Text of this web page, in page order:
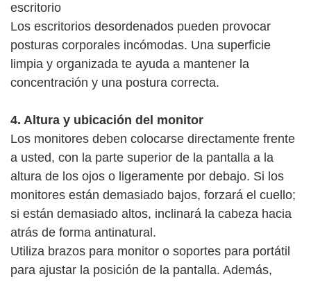
escritorio
Los escritorios desordenados pueden provocar
posturas corporales incómodas. Una superficie
limpia y organizada te ayuda a mantener la
concentración y una postura correcta.
4. Altura y ubicación del monitor
Los monitores deben colocarse directamente frente
a usted, con la parte superior de la pantalla a la
altura de los ojos o ligeramente por debajo. Si los
monitores están demasiado bajos, forzará el cuello;
si están demasiado altos, inclinará la cabeza hacia
atrás de forma antinatural.
Utiliza brazos para monitor o soportes para portátil
para ajustar la posición de la pantalla. Además,